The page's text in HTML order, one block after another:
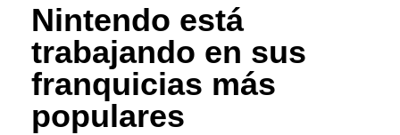
Nintendo está
trabajando en sus
franquicias más
populares